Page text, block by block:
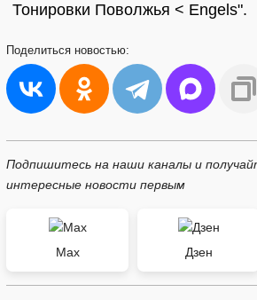
Тонировки Поволжья < Engels".
Поделиться новостью:
Подпишитесь на наши каналы и
интересные новости первым
Max Дзен